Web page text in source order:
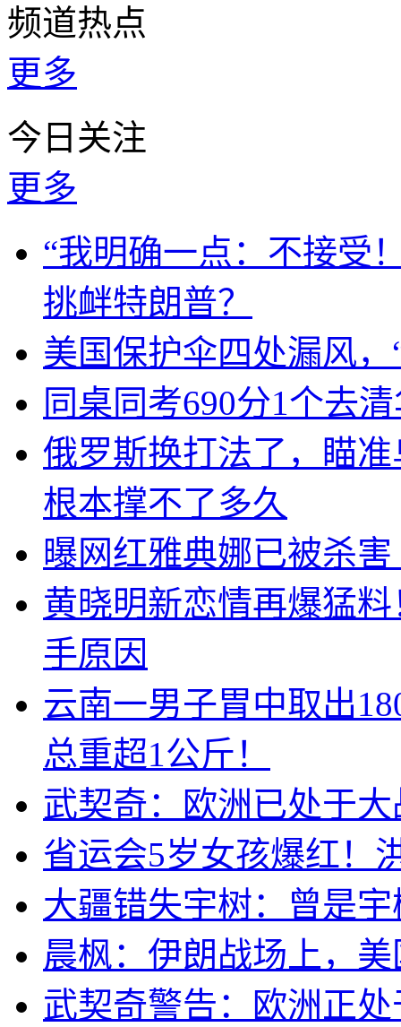
频道热点
更多
今日关注
更多
“我明确一点：不接受
挑衅特朗普？
美国保护伞四处漏风
同桌同考690分1个去
俄罗斯换打法了，瞄
根本撑不了多久
曝网红雅典娜已被杀
黄晓明新恋情再爆猛
手原因
云南一男子胃中取出
总重超1公斤！
武契奇：欧洲已处于
省运会5岁女孩爆红！
大疆错失宇树：曾是
晨枫：伊朗战场上，
武契奇警告：欧洲正